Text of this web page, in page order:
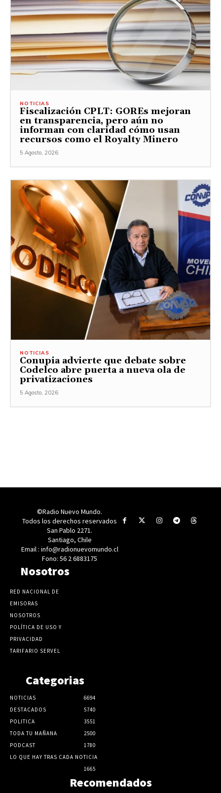
NOTICIAS
Fiscalización CPLT: GOREs mejoran
en transparencia, pero aún no
informan con claridad cómo usan
recursos como el Royalty Minero
5 Agosto, 2026
NOTICIAS
Conupia advierte que debate sobre
Codelco abre puerta a nueva ola de
privatizaciones
5 Agosto, 2026
©Radio Nuevo Mundo.
Todos los derechos reservados
San Pablo 2271.
Santiago, Chile
Email : info@radionuevomundo.cl
Fono: 56 2 6883175
Nosotros
RED NACIONAL DE
EMISORAS
NOSOTROS
POLÍTICA DE USO Y
PRIVACIDAD
TARIFARIO SERVEL
Categorias
NOTICIAS
6694
DESTACADOS
5740
POLITICA
3551
TODA TU MAÑANA
2500
PODCAST
1780
LO QUE HAY TRAS CADA NOTICIA
1665
Recomendados